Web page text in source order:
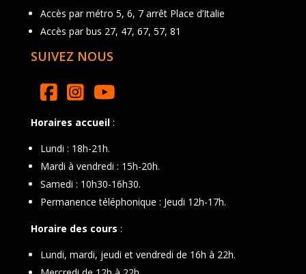
Accès par métro 5, 6, 7 arrêt Place d’Italie
Accès par bus 27, 47, 67, 57, 81
SUIVEZ NOUS
Horaires accueil:
Lundi : 18h-21h.
Mardi à vendredi : 15h-20h.
Samedi : 10h30-16h30.
Permanence téléphonique : Jeudi 12h-17h.
Horaire des cours :
Lundi, mardi, jeudi et vendredi de 16h à 22h.